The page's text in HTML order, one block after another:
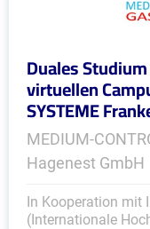
Duales
virtuellen
SYSTEME
MEDIUM-
Hagenest GmbH
In Kooperation mit
(Internationale